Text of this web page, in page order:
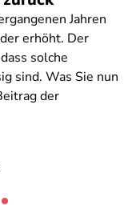
Jahren
erhöht. Der
solche
sind. Was Sie nun
der